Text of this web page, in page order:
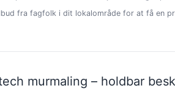
fra fagfolk i dit lokalområde for at få en
murmaling – holdbar